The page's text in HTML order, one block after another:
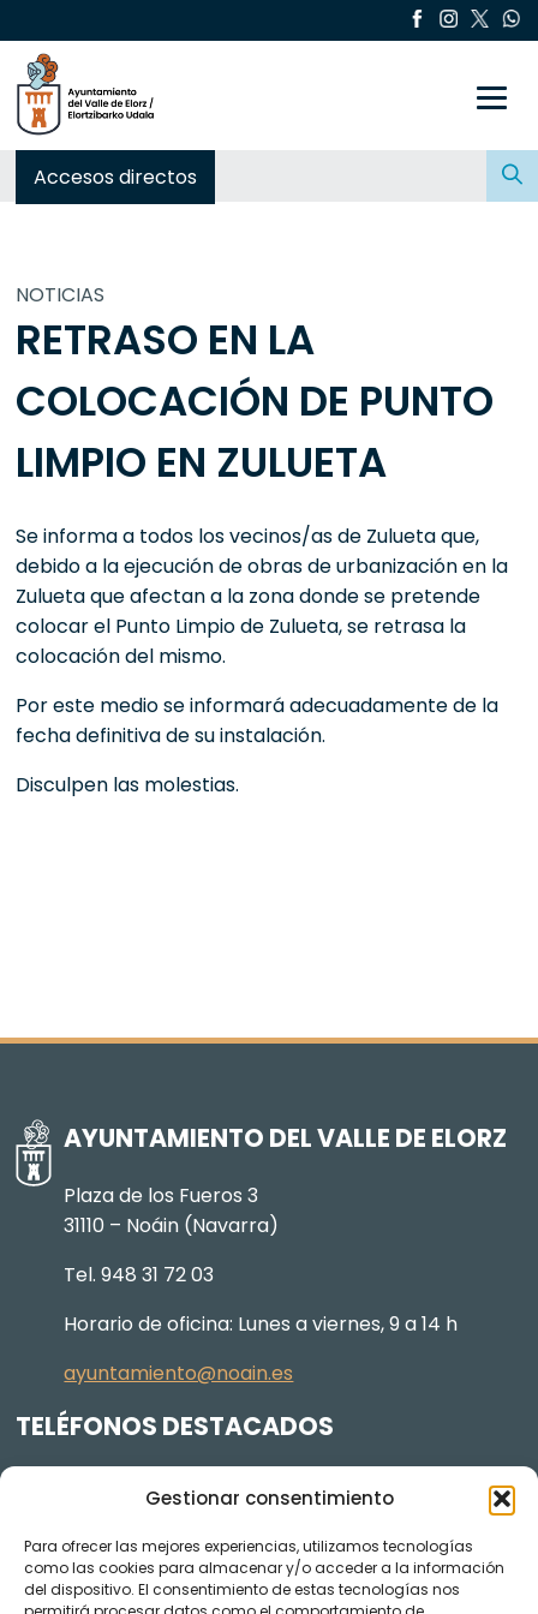
Gestionar consentimiento
Para ofrecer las mejores experiencias, utilizamos tecnologías
como las cookies para almacenar y/o acceder a la información
del dispositivo. El consentimiento de estas tecnologías nos
Accesos directos
Buscar:
NOTICIAS
RETRASO EN LA
COLOCACIÓN DE PUNTO
LIMPIO EN ZULUETA
Se informa a todos los vecinos/as de Zulueta que,
debido a la ejecución de obras de urbanización en la
Zulueta que afectan a la zona donde se pretende
colocar el Punto Limpio de Zulueta, se retrasa la
colocación del mismo.
Por este medio se informará adecuadamente de la
fecha definitiva de su instalación.
Disculpen las molestias.
AYUNTAMIENTO DEL VALLE DE ELORZ
Plaza de los Fueros 3
31110 – Noáin (Navarra)
Tel. 948 31 72 03
Horario de oficina: Lunes a viernes, 9 a 14 h
ayuntamiento@noain.es
TELÉFONOS DESTACADOS
605 834 045
948 368 156
Jardinería y Agenda Local 2030
948 074 848
TRANSPARENCIA